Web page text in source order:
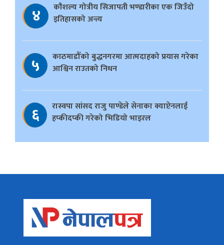
४
काैशल्य गोत्रीय सिजापती भण्डारीका एक जिउँदो
इतिहासको अन्त्य
५
काठमाडौँको बुद्धनगरमा आत्मदाहको प्रयास गरेका
आश्विन राउतको निधन
६
रास्वपा सांसद राजु पाण्डेले सेनाका क्याप्टेनलाई
हप्कीदप्की गरेको भिडियो भाइरल